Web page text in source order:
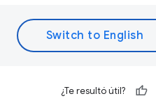
¿Te resultó útil?